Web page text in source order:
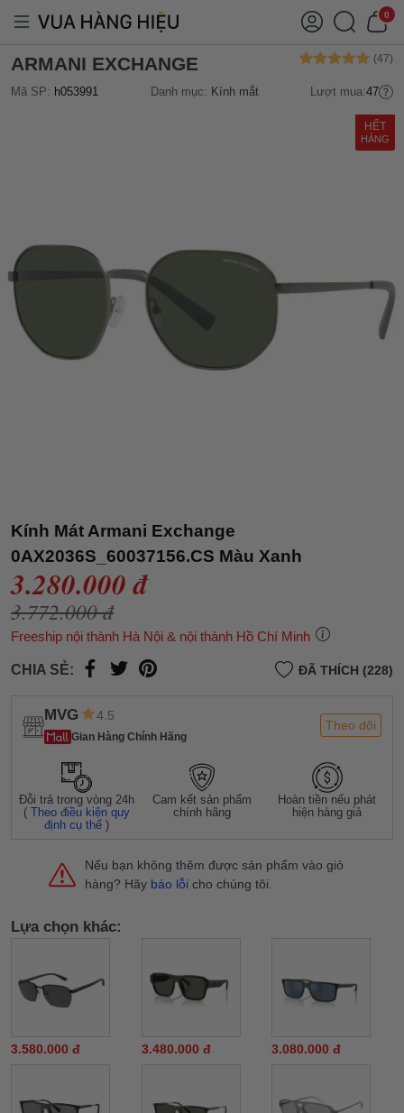
0
ARMANI EXCHANGE
Mã SP: h053991 Danh mục: Kính mắt Lượt mua:47
HẾT
HÀNG
Kính Mát Armani Exchange
0AX2036S_60037156.CS Màu Xanh
3.280.000 đ
3.772.000 đ
Freeship nội thành Hà Nội & nội thành Hồ Chí Minh
CHIA SẺ: ĐÃ THÍCH (228)
MVG 4.5
Gian Hàng Chính Hãng
Theo dõi
Đỗi trả trong vòng 24h
(Theo điều kiện quy
định cụ thể )
Cam kết sản phẩm
chính hãng
Hoàn tiền nếu phát
hiện hàng giả
Nếu bạn không thêm được sản phẩm vào giỏ
hàng? Hãy báo lỗi cho chúng tôi.
Lựa chọn khác:
3.580.000 đ 3.480.000 đ 3.080.000 đ